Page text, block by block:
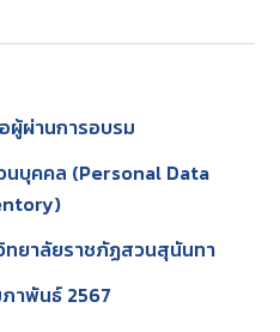
ผู้ผ่านการอบรม
บุคคล (Personal Data
ทยาลัยราชภัฏสวนสุนันทา
าพันธ์ 2567